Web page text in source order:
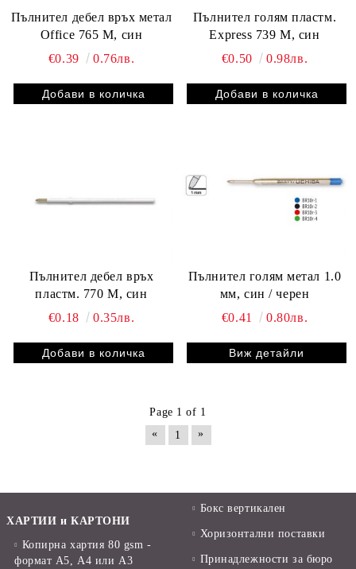
Пълнител дебел връх метал
Office 765 M, син
€0.39
0.76лв.
Пълнител голям пластм.
Express 739 M, син
€0.50
0.98лв.
Пълнител дебел връх
пластм. 770 M, син
€0.18
0.35лв.
Пълнител голям метал 1.0
мм, син / черен
€0.41
0.80лв.
Виж детайли
Page 1 of 1
«
1 »
ХАРТИИ и КАРТОНИ
Копирна хартия 80 gsm -
формат А5, А4 или А3
Бокс вертикален
Хоризонтални поставки
Принадлежности за бюро